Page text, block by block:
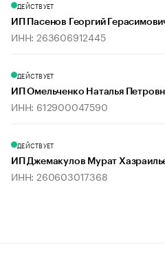
ДЕЙСТВУЕТ
ИП Пасенов Георгий
ИНН: 263606912445
ДЕЙСТВУЕТ
ИП Омельченко Наталья
ИНН: 612900047590
ДЕЙСТВУЕТ
ИП Джемакулов Мурат
ИНН: 260603017368